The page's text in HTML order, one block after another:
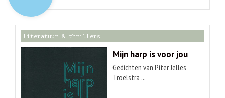
literatuur & thrillers
Mijn harp is voor jou
Gedichten van Piter Jelles
Troelstra ...